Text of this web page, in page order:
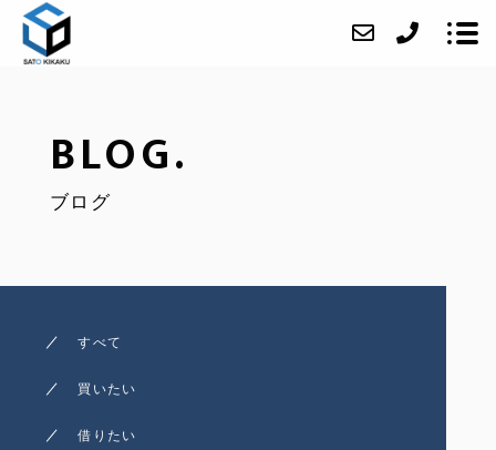
（売りたい・貸したい）
BLOG.
ブログ
すべて
買いたい
借りたい